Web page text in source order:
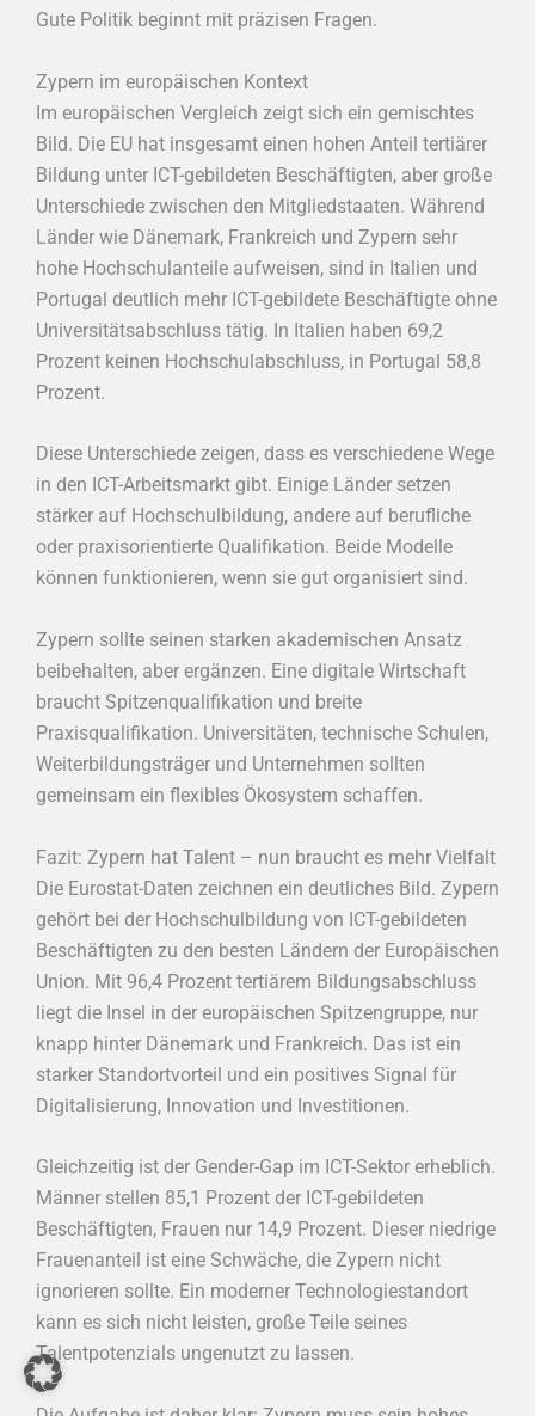
Gute Politik beginnt mit präzisen Fragen.
Zypern im europäischen Kontext
Im europäischen Vergleich zeigt sich ein gemischtes
Bild. Die EU hat insgesamt einen hohen Anteil tertiärer
Bildung unter ICT-gebildeten Beschäftigten, aber große
Unterschiede zwischen den Mitgliedstaaten. Während
Länder wie Dänemark, Frankreich und Zypern sehr
hohe Hochschulanteile aufweisen, sind in Italien und
Portugal deutlich mehr ICT-gebildete Beschäftigte ohne
Universitätsabschluss tätig. In Italien haben 69,2
Prozent keinen Hochschulabschluss, in Portugal 58,8
Prozent.
Diese Unterschiede zeigen, dass es verschiedene Wege
in den ICT-Arbeitsmarkt gibt. Einige Länder setzen
stärker auf Hochschulbildung, andere auf berufliche
oder praxisorientierte Qualifikation. Beide Modelle
können funktionieren, wenn sie gut organisiert sind.
Zypern sollte seinen starken akademischen Ansatz
beibehalten, aber ergänzen. Eine digitale Wirtschaft
braucht Spitzenqualifikation und breite
Praxisqualifikation. Universitäten, technische Schulen,
Weiterbildungsträger und Unternehmen sollten
gemeinsam ein flexibles Ökosystem schaffen.
Fazit: Zypern hat Talent – nun braucht es mehr Vielfalt
Die Eurostat-Daten zeichnen ein deutliches Bild. Zypern
gehört bei der Hochschulbildung von ICT-gebildeten
Beschäftigten zu den besten Ländern der Europäischen
Union. Mit 96,4 Prozent tertiärem Bildungsabschluss
liegt die Insel in der europäischen Spitzengruppe, nur
knapp hinter Dänemark und Frankreich. Das ist ein
starker Standortvorteil und ein positives Signal für
Digitalisierung, Innovation und Investitionen.
Gleichzeitig ist der Gender-Gap im ICT-Sektor erheblich.
Männer stellen 85,1 Prozent der ICT-gebildeten
Beschäftigten, Frauen nur 14,9 Prozent. Dieser niedrige
Frauenanteil ist eine Schwäche, die Zypern nicht
ignorieren sollte. Ein moderner Technologiestandort
kann es sich nicht leisten, große Teile seines
Talentpotenzials ungenutzt zu lassen.